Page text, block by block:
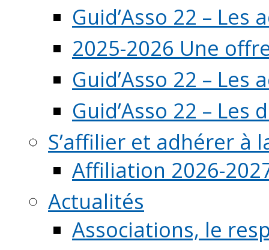
Guid’Asso 22 – Les
2025-2026 Une
Guid’Asso 22 –
Guid’Asso 22 – Les
S’affilier et adhérer à
Affiliation 2026-
Actualités
Associations, le